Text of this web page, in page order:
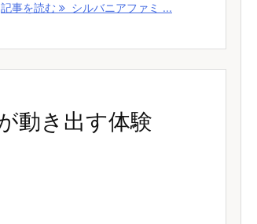
記事を読む シルバニアファミ ...
動き出す体験